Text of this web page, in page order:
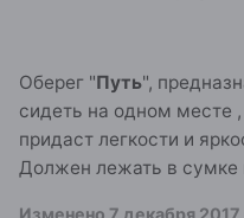
Оберег "Путь",
сидеть на одном месте
придаст легкости и
Должен лежать в сумке
Изменено 7 декабря 2017